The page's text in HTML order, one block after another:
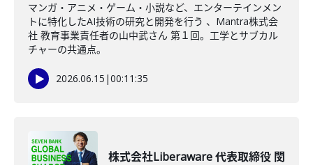
マンガ・アニメ・ゲーム・小説など、エンターテインメン
トに特化したAI技術の研究と開発を行う 、Mantra株式会
社 教育事業責任者の山中武さん 第１回。工学とサブカル
チャーの共通点。
2026.06.15 |00:11:35
株式会社Liberaware 代表取締役 閔